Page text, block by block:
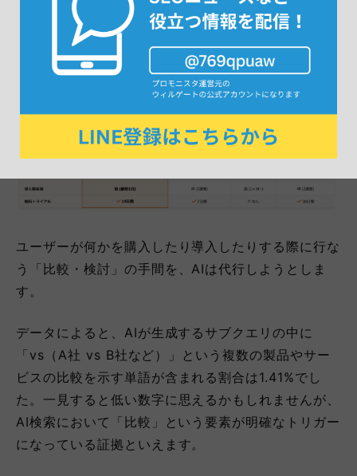
AIは「3社以上の網羅的な比較表」を引用す
る傾向
ユーザーが何かを購入したり導入したりする際に行な
う「比較・検討」の手間を、AIは代行しようとしま
す。
データによると、AIが生成するサブクエリの中に
「vs（A社 vs B社など）」という複数の製品やサー
ビスの比較を示す単語が含まれる割合は1.41%でし
た。一見すると低い数字に思えるかもしれませんが、
AI検索において「比較」という要素が明確なトリガー
になっている証拠といえます。